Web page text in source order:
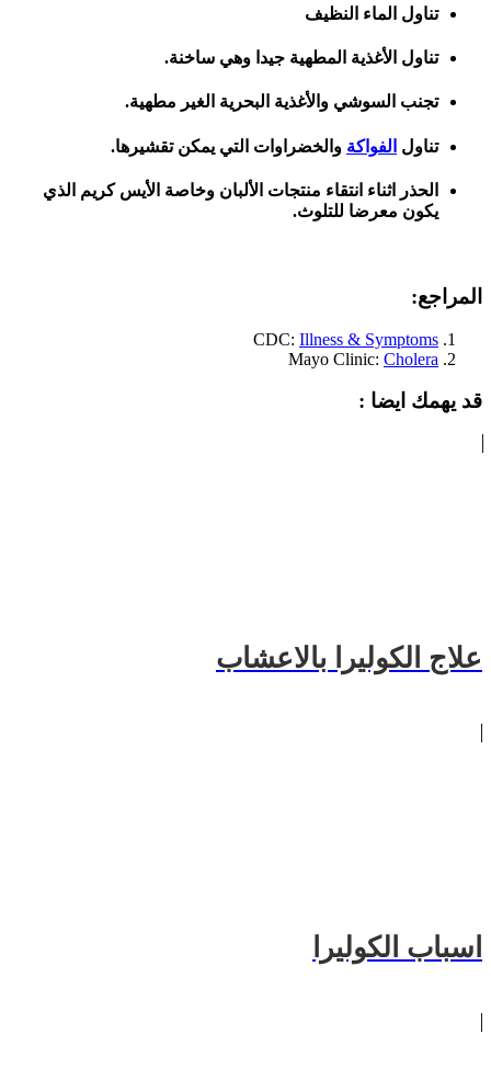
تناول الماء النظيف
تناول الأغذية المطهية جيدا وهي ساخنة.
تجنب السوشي والأغذية البحرية الغير مطهية.
تناول الفواكة والخضراوات التي يمكن تقشيرها.
الحذر اثناء انتقاء منتجات الألبان وخاصة الأيس كريم الذي
يكون معرضا للتلوث.
المراجع:
CDC: Illness & Symptoms
Mayo Clinic: Cholera
قد يهمك ايضا :
علاج الكوليرا بالاعشاب
اسباب الكوليرا